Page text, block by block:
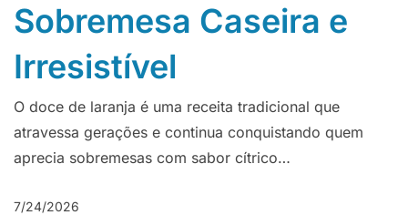
Sobremesa Caseira e
Irresistível
O doce de laranja é uma receita tradicional que
atravessa gerações e continua conquistando quem
aprecia sobremesas com sabor cítrico…
7/24/2026